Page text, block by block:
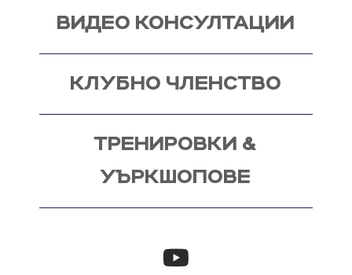
ВИДЕО КОНСУЛТАЦИИ
КЛУБНО ЧЛЕНСТВО
ТРЕНИРОВКИ &
УЪРКШОПОВЕ